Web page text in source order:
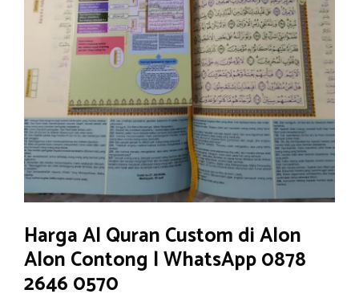
Harga Al Quran Custom di Alon
Alon Contong | WhatsApp 0878
2646 0570